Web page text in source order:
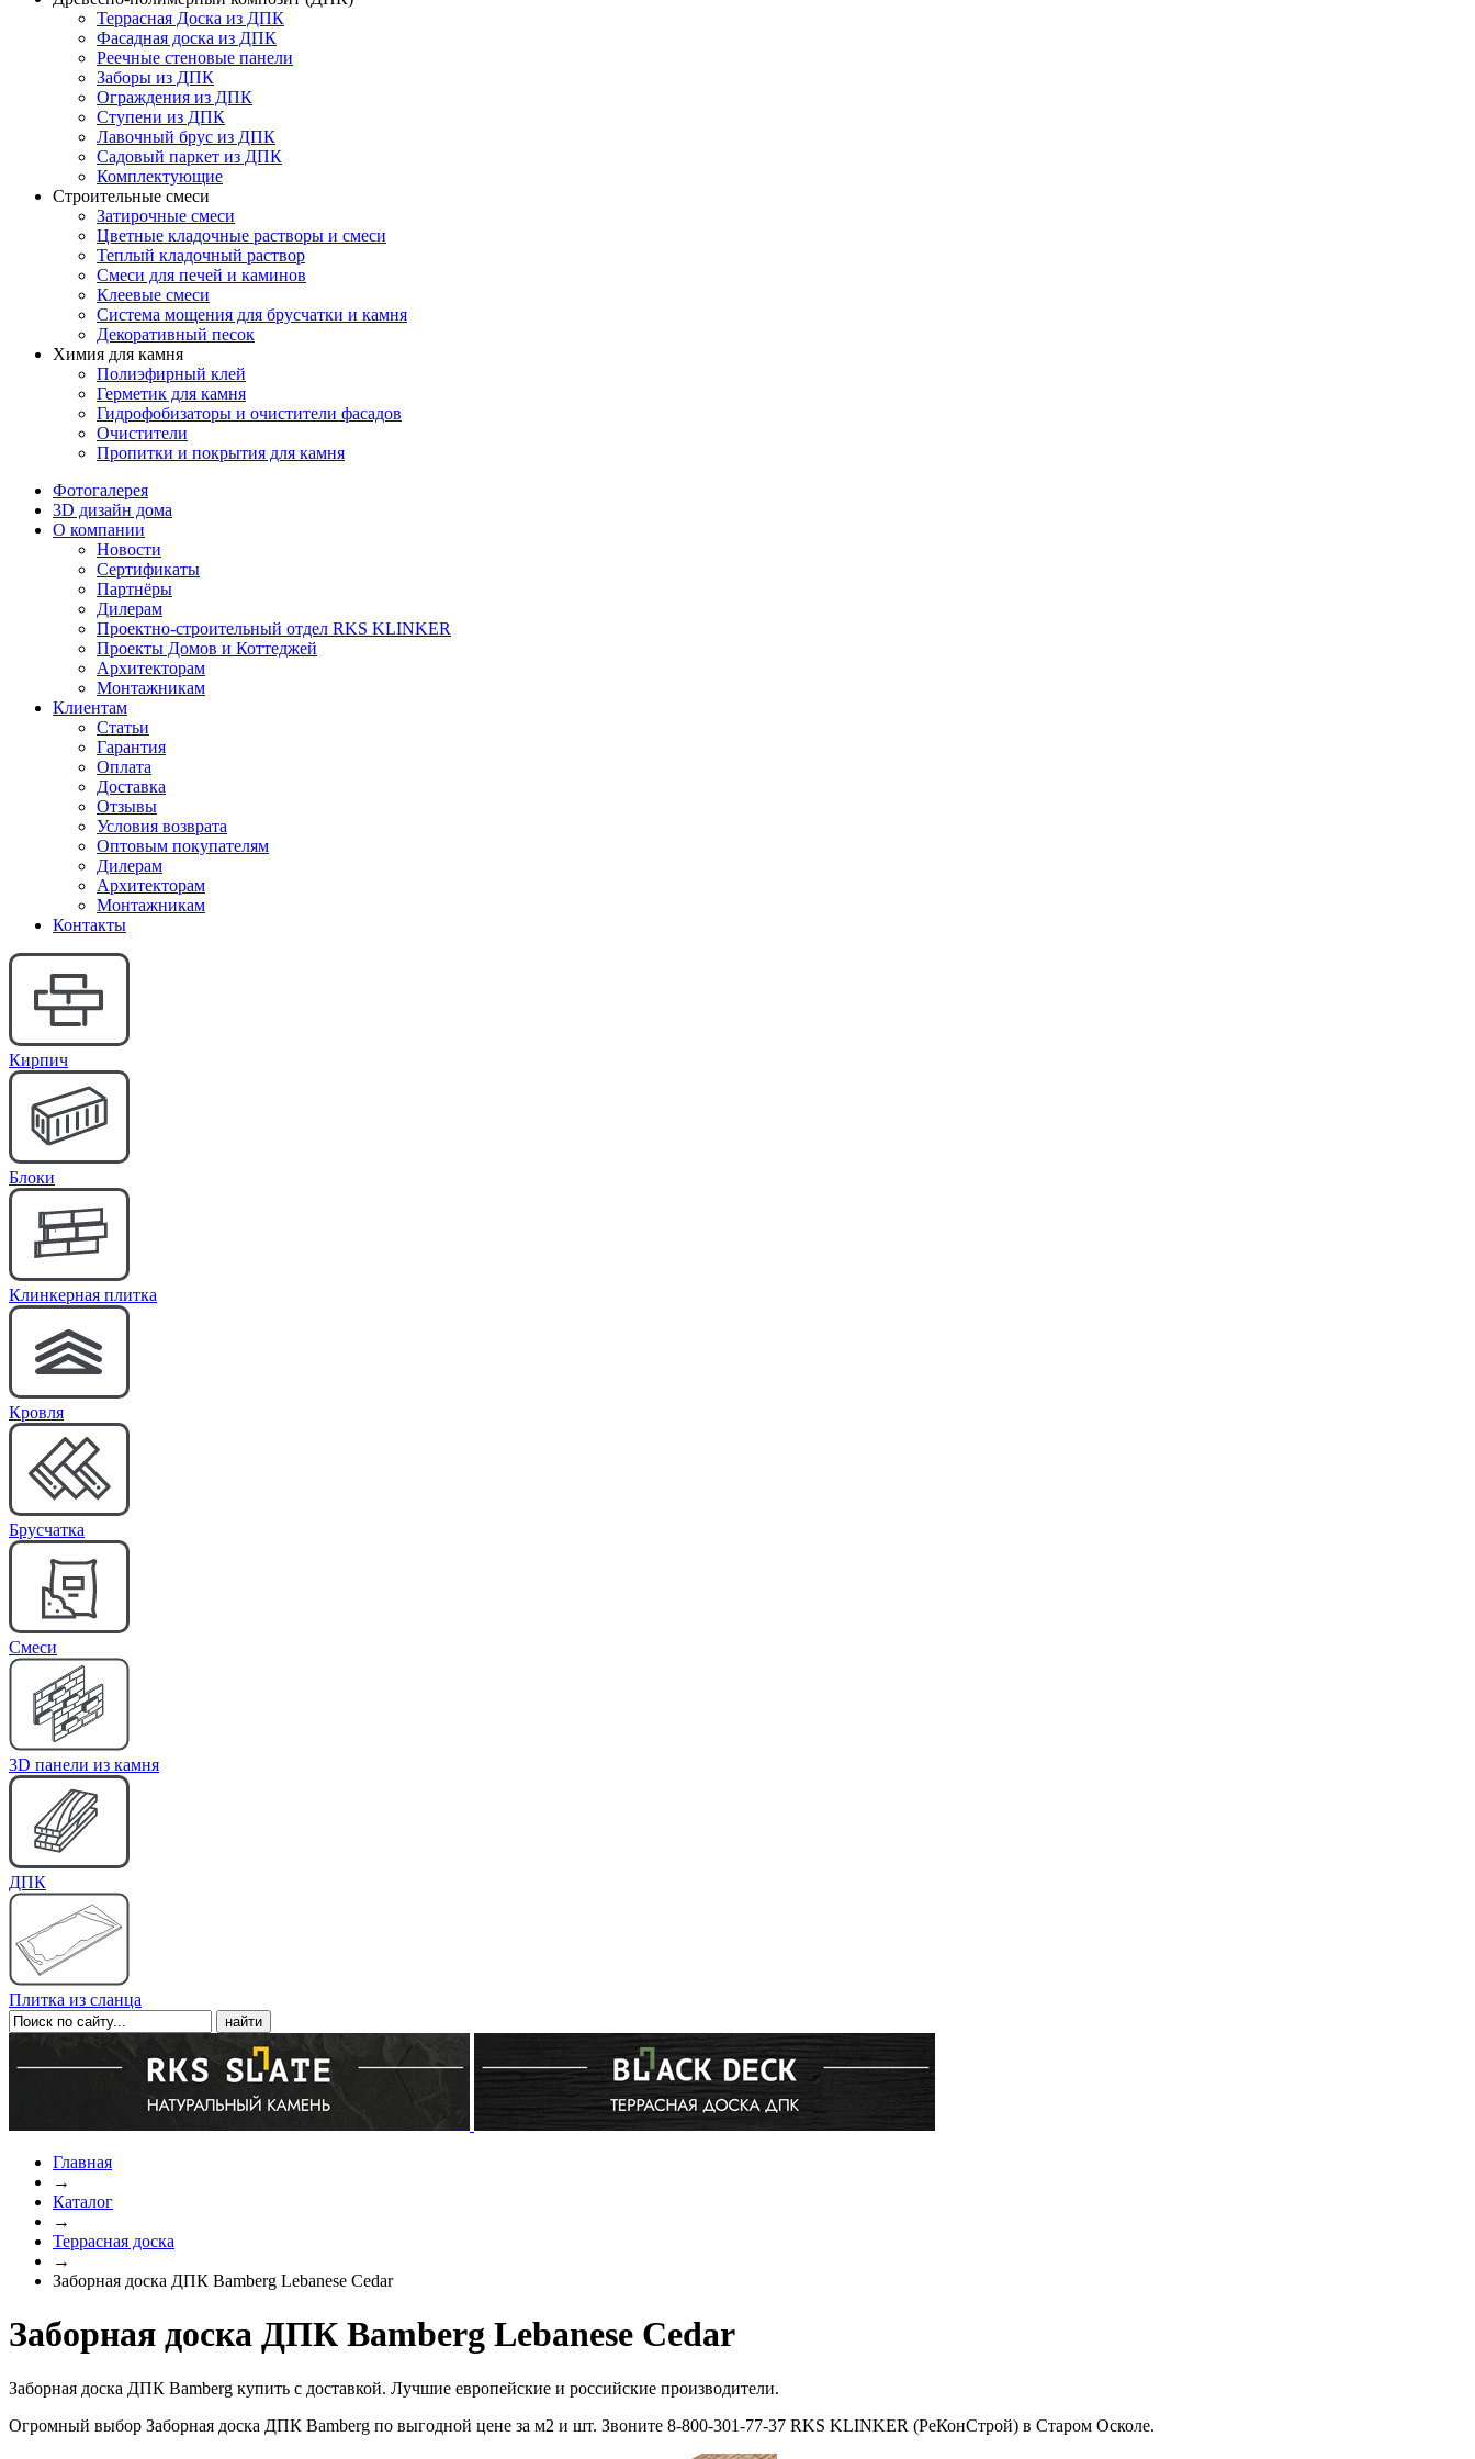
Террасная Доска из ДПК
Фасадная доска из ДПК
Реечные стеновые панели
Заборы из ДПК
Ограждения из ДПК
Ступени из ДПК
Лавочный брус из ДПК
Садовый паркет из ДПК
Комплектующие
Строительные смеси
Затирочные смеси
Цветные кладочные растворы и смеси
Теплый кладочный раствор
Смеси для печей и каминов
Клеевые смеси
Система мощения для брусчатки и камня
Декоративный песок
Химия для камня
Полиэфирный клей
Герметик для камня
Гидрофобизаторы и очистители фасадов
Очистители
Пропитки и покрытия для камня
Фотогалерея
3D дизайн дома
О компании
Новости
Сертификаты
Партнёры
Дилерам
Проектно-строительный отдел RKS KLINKER
Проекты Домов и Коттеджей
Архитекторам
Монтажникам
Клиентам
Статьи
Гарантия
Оплата
Доставка
Отзывы
Условия возврата
Оптовым покупателям
Дилерам
Архитекторам
Монтажникам
Контакты
Кирпич
Блоки
Клинкерная плитка
Кровля
Брусчатка
Cмеси
3D панели из камня
ДПК
Плитка из сланца
Главная
→
Каталог
→
Террасная доска
→
Заборная доска ДПК Bamberg Lebanese Cedar
Заборная доска ДПК Bamberg Lebanese Cedar
Заборная доска ДПК Bamberg купить с доставкой. Лучшие европейские и российские производители.
Огромный выбор Заборная доска ДПК Bamberg по выгодной цене за м2 и шт. Звоните 8-800-301-77-37 RKS KLINKER (РеКонСтрой) в Старом Осколе.